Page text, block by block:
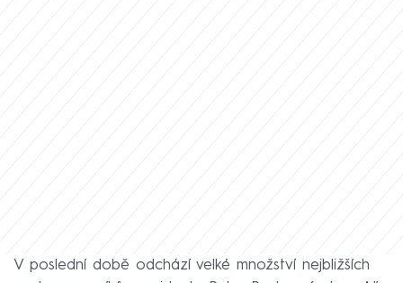
V poslední době odchází velké množství nejbližších